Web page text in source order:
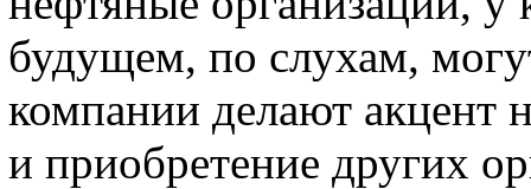
будущем, по слухам,
компании делают акцент
и приобретение других